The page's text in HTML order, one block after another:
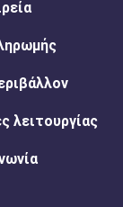
λειτουργίας